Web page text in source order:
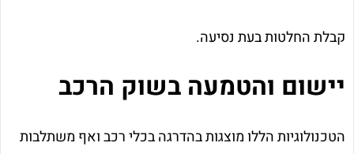
קבלת החלטות בעת נסיעה.
יישום והטמעה בשוק הרכב
הטכנולוגיות הללו מוצגות בהדרגה בכלי רכב ואף משתלבות